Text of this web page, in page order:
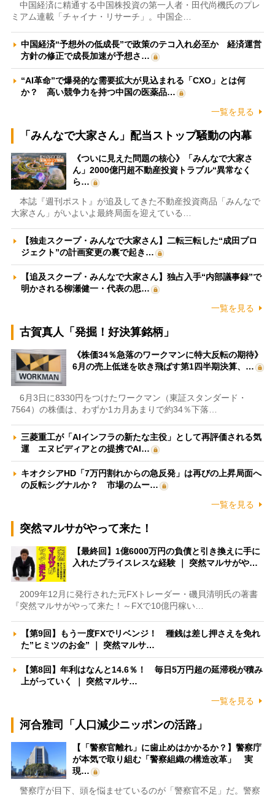
中国経済に精通する中国株投資の第一人者・田代尚機氏のプレ
ミアム連載「チャイナ・リサーチ」。中国企…
中国経済“予想外の低成長”で政策のテコ入れ必至か 経済運営
方針の修正で成長加速が予想さ…
“AI革命”で爆発的な需要拡大が見込まれる「CXO」とは何
か？ 高い競争力を持つ中国の医薬品…
一覧を見る
「みんなで大家さん」配当ストップ騒動の内幕
《ついに見えた問題の核心》「みんなで大家さ
ん」2000億円超不動産投資トラブル“異常なく
ら…
本誌『週刊ポスト』が追及してきた不動産投資商品「みんなで
大家さん」がいよいよ最終局面を迎えている…
【独走スクープ・みんなで大家さん】二転三転した“成田プロ
ジェクト”の計画変更の裏で起き…
【追及スクープ・みんなで大家さん】独占入手“内部議事録”で
明かされる柳瀬健一・代表の思…
一覧を見る
古賀真人「発掘！好決算銘柄」
《株価34％急落のワークマンに特大反転の期待》
6月の売上低迷を吹き飛ばす第1四半期決算、…
6月3日に8330円をつけたワークマン（東証スタンダード・
7564）の株価は、わずか1カ月あまりで約34％下落…
三菱重工が「AIインフラの新たな主役」として再評価される気
運 エヌビディアとの提携でAI…
キオクシアHD「7万円割れからの急反発」は再びの上昇局面へ
の反転シグナルか？ 市場のムー…
一覧を見る
突然マルサがやって来た！
【最終回】1億6000万円の負債と引き換えに手に
入れたプライスレスな経験 ｜ 突然マルサがや…
2009年12月に発行された元FXトレーダー・磯貝清明氏の著書
『突然マルサがやって来た！～FXで10億円稼い…
【第9回】もう一度FXでリベンジ！ 種銭は差し押さえを免れ
た”ヒミツのお金” ｜ 突然マルサ…
【第8回】年利はなんと14.6％！ 毎日5万円超の延滞税が積み
上がっていく ｜ 突然マルサ…
一覧を見る
河合雅司「人口減少ニッポンの活路」
【「警察官離れ」に歯止めはかかるか？】警察庁
が本気で取り組む「警察組織の構造改革」 実
現…
警察庁が目下、頭を悩ませているのが「警察官不足」だ。警察